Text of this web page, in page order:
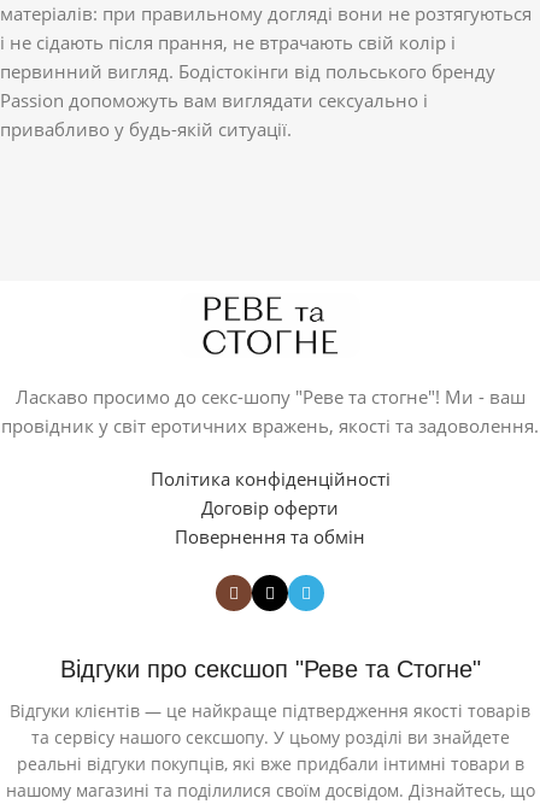
матеріалів: при правильному догляді вони не розтягуються
і не сідають після прання, не втрачають свій колір і
первинний вигляд. Бодістокінги від польського бренду
Passion допоможуть вам виглядати сексуально і
привабливо у будь-якій ситуації.
Ласкаво просимо до секс-шопу "Реве та стогне"! Ми - ваш
провідник у світ еротичних вражень, якості та задоволення.
Політика конфіденційності
Договір оферти
Повернення та обмін
Відгуки про сексшоп "Реве та Стогне"
Відгуки клієнтів — це найкраще підтвердження якості товарів
та сервісу нашого сексшопу. У цьому розділі ви знайдете
реальні відгуки покупців, які вже придбали інтимні товари в
нашому магазині та поділилися своїм досвідом. Дізнайтесь, що